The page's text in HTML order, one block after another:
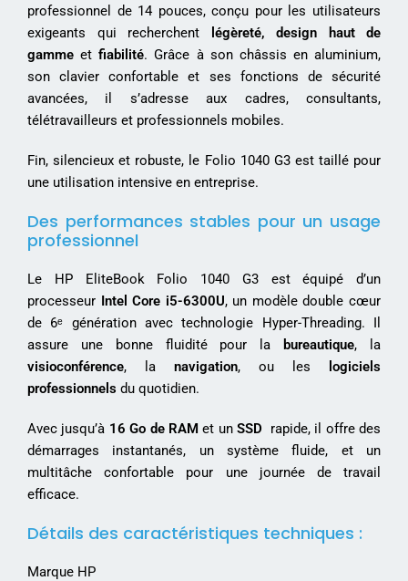
professionnel de 14 pouces, conçu pour les utilisateurs
exigeants qui recherchent
légèreté, design haut de
gamme etfiabilité. Grâce à son châssis en aluminium,
son clavier confortable et ses fonctions de sécurité
avancées, il s’adresse aux cadres, consultants,
télétravailleurs et professionnels mobiles.
Fin, silencieux et robuste, le Folio 1040 G3 est taillé pour
une utilisation intensive en entreprise.
Des performances stables pour un usage
professionnel
Le HP EliteBook Folio 1040 G3 est équipé d’un
processeur Intel Core i5-6300U, un modèle double cœur
de 6ᵉ génération avec technologie Hyper-Threading. Il
assure une bonne fluidité pour la
bureautique, la
visioconférence, la navigation, ou les
logiciels
professionnels du quotidien.
Avec jusqu’à 16 Go de RAMet unSSD
rapide, il offre des
démarrages instantanés, un système fluide, et un
multitâche confortable pour une journée de travail
efficace.
Détails des caractéristiques techniques :
Marque HP